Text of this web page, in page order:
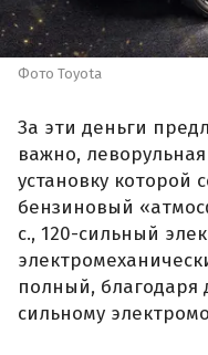
Фото Toyota
За эти деньги
важно,
установку которой
бензиновый
с., 120-сильный
полный, благодаря
сильному